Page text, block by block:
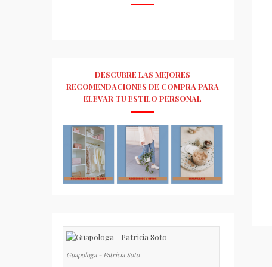
DESCUBRE LAS MEJORES
RECOMENDACIONES DE COMPRA PARA
ELEVAR TU ESTILO PERSONAL
Guapologa - Patricia Soto